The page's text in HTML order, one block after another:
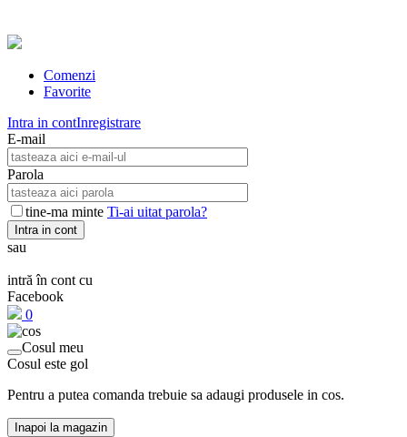
Comenzi
Favorite
Intra in contInregistrare
E-mail
Parola
tine-ma minte Ti-ai uitat parola?
Intra in cont
sau
intră în cont cu
Facebook
0
Cosul meu
Cosul este gol
Pentru a putea comanda trebuie sa adaugi produsele in cos.
Inapoi la magazin